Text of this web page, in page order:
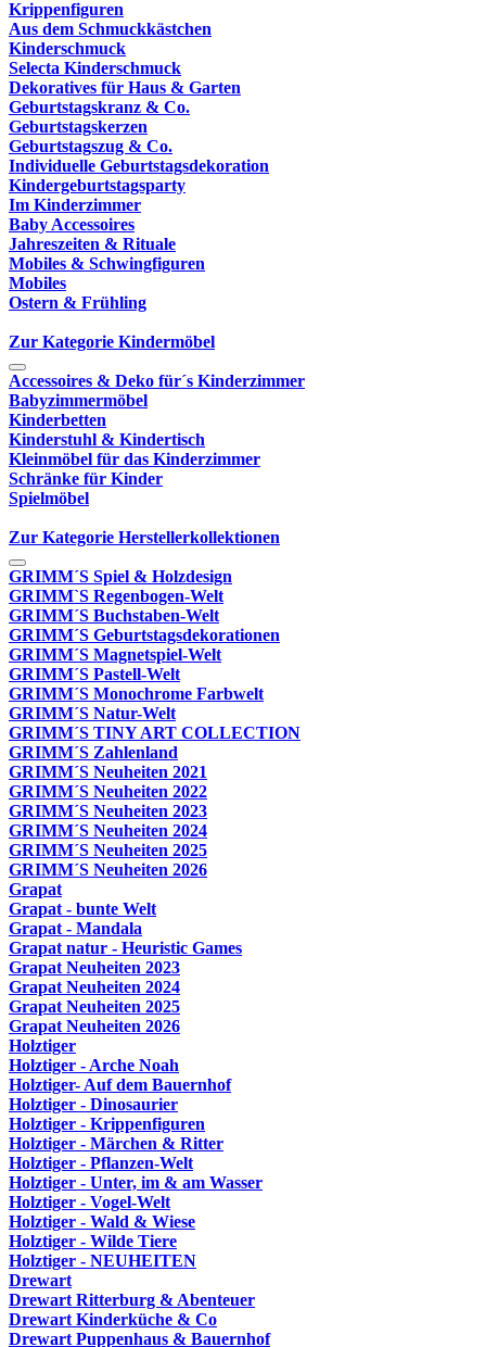
Krippenfiguren
Aus dem Schmuckkästchen
Kinderschmuck
Selecta Kinderschmuck
Dekoratives für Haus & Garten
Geburtstagskranz & Co.
Geburtstagskerzen
Geburtstagszug & Co.
Individuelle Geburtstagsdekoration
Kindergeburtstagsparty
Im Kinderzimmer
Baby Accessoires
Jahreszeiten & Rituale
Mobiles & Schwingfiguren
Mobiles
Ostern & Frühling
Zur Kategorie Kindermöbel
Accessoires & Deko für´s Kinderzimmer
Babyzimmermöbel
Kinderbetten
Kinderstuhl & Kindertisch
Kleinmöbel für das Kinderzimmer
Schränke für Kinder
Spielmöbel
Zur Kategorie Herstellerkollektionen
GRIMM´S Spiel & Holzdesign
GRIMM`S Regenbogen-Welt
GRIMM´S Buchstaben-Welt
GRIMM´S Geburtstagsdekorationen
GRIMM´S Magnetspiel-Welt
GRIMM´S Pastell-Welt
GRIMM´S Monochrome Farbwelt
GRIMM´S Natur-Welt
GRIMM´S TINY ART COLLECTION
GRIMM´S Zahlenland
GRIMM´S Neuheiten 2021
GRIMM´S Neuheiten 2022
GRIMM´S Neuheiten 2023
GRIMM´S Neuheiten 2024
GRIMM´S Neuheiten 2025
GRIMM´S Neuheiten 2026
Grapat
Grapat - bunte Welt
Grapat - Mandala
Grapat natur - Heuristic Games
Grapat Neuheiten 2023
Grapat Neuheiten 2024
Grapat Neuheiten 2025
Grapat Neuheiten 2026
Holztiger
Holztiger - Arche Noah
Holztiger- Auf dem Bauernhof
Holztiger - Dinosaurier
Holztiger - Krippenfiguren
Holztiger - Märchen & Ritter
Holztiger - Pflanzen-Welt
Holztiger - Unter, im & am Wasser
Holztiger - Vogel-Welt
Holztiger - Wald & Wiese
Holztiger - Wilde Tiere
Holztiger - NEUHEITEN
Drewart
Drewart Ritterburg & Abenteuer
Drewart Kinderküche & Co
Drewart Puppenhaus & Bauernhof